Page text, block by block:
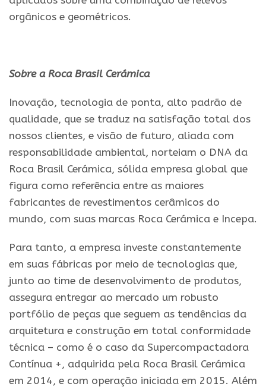
orgânicos e geométricos.
Sobre a Roca Brasil Cerámica
Inovação, tecnologia de ponta, alto padrão de
qualidade, que se traduz na satisfação total dos
nossos clientes, e visão de futuro, aliada com
responsabilidade ambiental, norteiam o DNA da
Roca Brasil Cerámica, sólida empresa global que
figura como referência entre as maiores
fabricantes de revestimentos cerâmicos do
mundo, com suas marcas Roca Cerámica e Incepa.
Para tanto, a empresa investe constantemente
em suas fábricas por meio de tecnologias que,
junto ao time de desenvolvimento de produtos,
assegura entregar ao mercado um robusto
portfólio de peças que seguem as tendências da
arquitetura e construção em total conformidade
técnica – como é o caso da Supercompactadora
Contínua +, adquirida pela Roca Brasil Cerámica
em 2014, e com operação iniciada em 2015. Além